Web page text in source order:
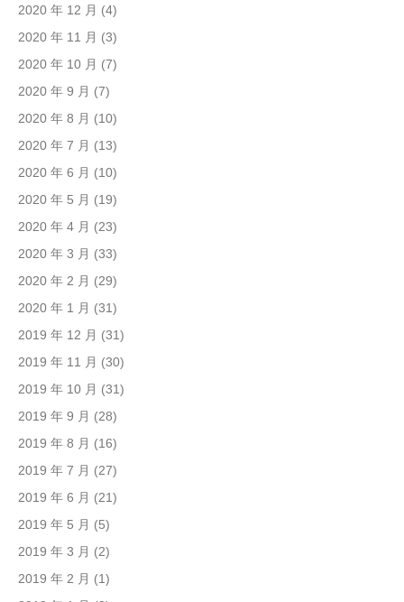
2020 年 12 月 (4)
2020 年 11 月 (3)
2020 年 10 月 (7)
2020 年 9 月 (7)
2020 年 8 月 (10)
2020 年 7 月 (13)
2020 年 6 月 (10)
2020 年 5 月 (19)
2020 年 4 月 (23)
2020 年 3 月 (33)
2020 年 2 月 (29)
2020 年 1 月 (31)
2019 年 12 月 (31)
2019 年 11 月 (30)
2019 年 10 月 (31)
2019 年 9 月 (28)
2019 年 8 月 (16)
2019 年 7 月 (27)
2019 年 6 月 (21)
2019 年 5 月 (5)
2019 年 3 月 (2)
2019 年 2 月 (1)